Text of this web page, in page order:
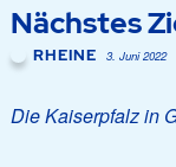
Nächstes
RHEINE 3. Juni 2022
Die Kaiserpfalz in